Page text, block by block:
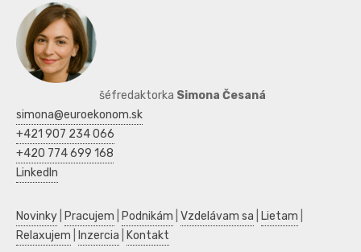
šéfredaktorka Simona Česaná
simona@euroekonom.sk
+421 907 234 066
+420 774 699 168
LinkedIn
Novinky Pracujem Podnikám Vzdelávam sa Lietam
Relaxujem
Inzercia Kontakt